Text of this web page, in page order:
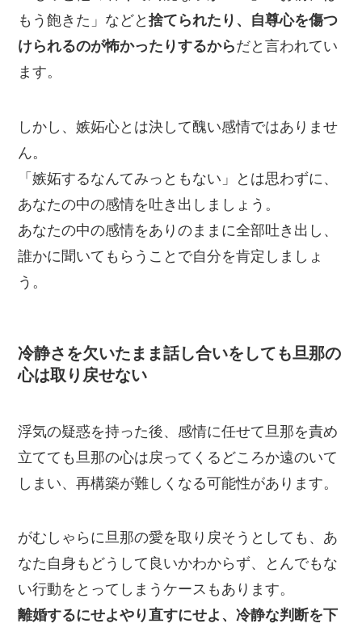
もう飽きた」などと捨てられたり、自尊心を傷つ
けられるのが怖かったりするからだと言われてい
ます。
しかし、嫉妬心とは決して醜い感情ではありませ
ん。
「嫉妬するなんてみっともない」とは思わずに、
あなたの中の感情を吐き出しましょう。
あなたの中の感情をありのままに全部吐き出し、
誰かに聞いてもらうことで自分を肯定しましょ
う。
冷静さを欠いたまま話し合いをしても旦那の
心は取り戻せない
浮気の疑惑を持った後、感情に任せて旦那を責め
立てても旦那の心は戻ってくるどころか遠のいて
しまい、再構築が難しくなる可能性があります。
がむしゃらに旦那の愛を取り戻そうとしても、あ
なた自身もどうして良いかわからず、とんでもな
い行動をとってしまうケースもあります。
離婚するにせよやり直すにせよ、冷静な判断を下